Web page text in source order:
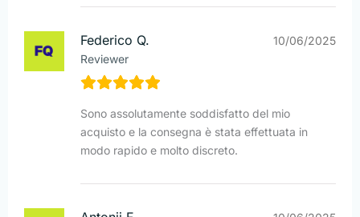
Federico Q.
Reviewer
10/06/2025
Sono assolutamente soddisfatto del mio
acquisto e la consegna è stata effettuata in
modo rapido e molto discreto.